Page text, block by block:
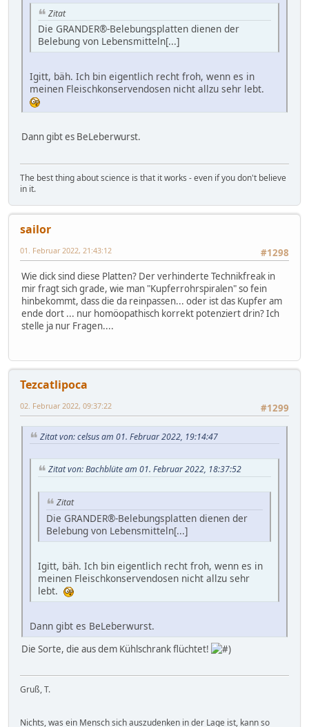
Zitat
Die GRANDER®-Belebungsplatten dienen der
Belebung von Lebensmitteln[...]
Igitt, bäh. Ich bin eigentlich recht froh, wenn es in
meinen Fleischkonservendosen nicht allzu sehr lebt.
Dann gibt es BeLeberwurst.
The best thing about science is that it works - even if you don't believe
in it.
sailor
#1298
01. Februar 2022, 21:43:12
Wie dick sind diese Platten? Der verhinderte Technikfreak in
mir fragt sich grade, wie man "Kupferrohrspiralen" so fein
hinbekommt, dass die da reinpassen... oder ist das Kupfer am
ende dort ... nur homöopathisch korrekt potenziert drin? Ich
stelle ja nur Fragen....
Tezcatlipoca
#1299
02. Februar 2022, 09:37:22
Zitat von: celsus am 01. Februar 2022, 19:14:47
Zitat von: Bachblüte am 01. Februar 2022, 18:37:52
Zitat
Die GRANDER®-Belebungsplatten dienen der
Belebung von Lebensmitteln[...]
Igitt, bäh. Ich bin eigentlich recht froh, wenn es in
meinen Fleischkonservendosen nicht allzu sehr
lebt.
Dann gibt es BeLeberwurst.
Die Sorte, die aus dem Kühlschrank flüchtet!
Gruß, T.
Nichts, was ein Mensch sich auszudenken in der Lage ist, kann so